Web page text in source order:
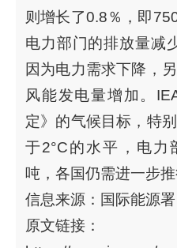
则增长了0.8％，即
电力部门的排放量减
因为电力需求下降，
风能发电量增加。
定》的气候目标，特
于2°C的水平，电
吨，各国仍需进一步推
信息来源：国际能源
原文链接：